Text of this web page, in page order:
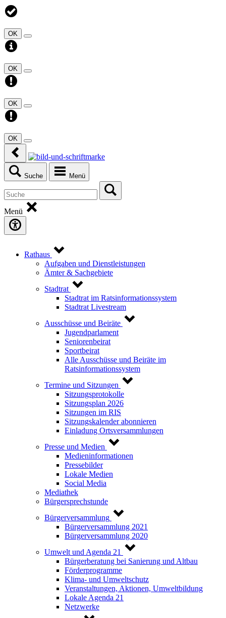
OK
OK
OK
OK
Suche Menü
Menü
Rathaus
Aufgaben und Dienstleistungen
Ämter & Sachgebiete
Stadtrat
Stadtrat im Ratsinformationssystem
Stadtrat Livestream
Ausschüsse und Beiräte
Jugendparlament
Seniorenbeirat
Sportbeirat
Alle Ausschüsse und Beiräte im
Ratsinformationssystem
Termine und Sitzungen
Sitzungsprotokolle
Sitzungsplan 2026
Sitzungen im RIS
Sitzungskalender abonnieren
Einladung Ortsversammlungen
Presse und Medien
Medieninformationen
Pressebilder
Lokale Medien
Social Media
Mediathek
Bürgersprechstunde
Bürgerversammlung
Bürgerversammlung 2021
Bürgerversammlung 2020
Umwelt und Agenda 21
Bürgerberatung bei Sanierung und Altbau
Förderprogramme
Klima- und Umweltschutz
Veranstaltungen, Aktionen, Umweltbildung
Lokale Agenda 21
Netzwerke